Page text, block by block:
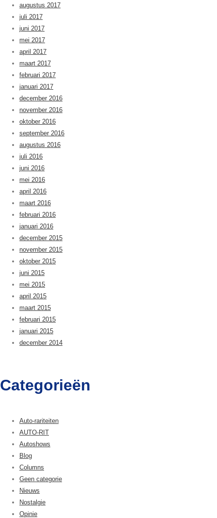
augustus 2017
juli 2017
juni 2017
mei 2017
april 2017
maart 2017
februari 2017
januari 2017
december 2016
november 2016
oktober 2016
september 2016
augustus 2016
juli 2016
juni 2016
mei 2016
april 2016
maart 2016
februari 2016
januari 2016
december 2015
november 2015
oktober 2015
juni 2015
mei 2015
april 2015
maart 2015
februari 2015
januari 2015
december 2014
Categorieën
Auto-rariteiten
AUTO-RIT
Autoshows
Blog
Columns
Geen categorie
Nieuws
Nostalgie
Opinie